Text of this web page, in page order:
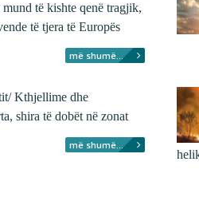
të kishte qenë tragjik,
të tjera të Europës
më shumë...
Kthjellime dhe
shira të dobët në zonat
më shumë...